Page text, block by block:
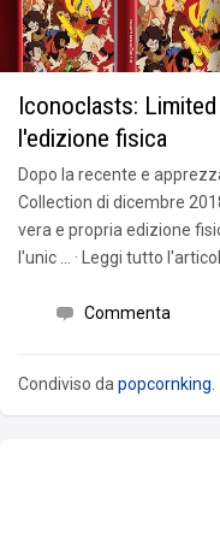
Iconoclasts: Limited
l'edizione fisica
Dopo la recente e
Collection di dicembre
vera e propria edizione
l'unic … · Leggi tutto
Commenta
Condiviso da popcornking